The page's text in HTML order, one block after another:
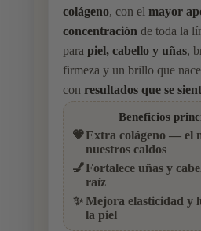
colágeno, con el mayor
concentración de toda la
para piel, cabello y uñas,
firmeza y un brillo que
con resultados que se
Beneficios
💗Extra colágeno — el
nuestros caldos
💅Fortalece uñas y
raíz
✨Mejora elasticidad y
la piel